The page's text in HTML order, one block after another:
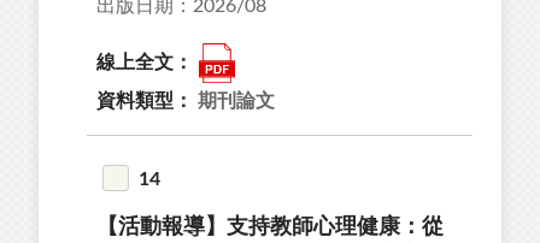
出版日期：2026/08
線上全文：
資料類型： 期刊論文
14
【活動報導】支持教師心理健康：從